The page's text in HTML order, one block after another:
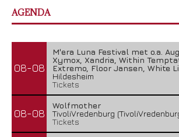
AGENDA
08-08
M'era Luna Festival met o.a.
Xymox, Xandria, Within
Extremo, Floor Jansen, White
Hildesheim
Tickets
08-08
Wolfmother
TivoliVredenburg
Tickets